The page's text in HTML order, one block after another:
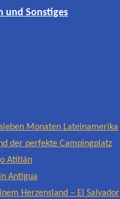
und Sonstiges
Monaten Lateinamerika
der perfekte Campingplatz
Atitlán
Antigua
Herzensland – El Salvador